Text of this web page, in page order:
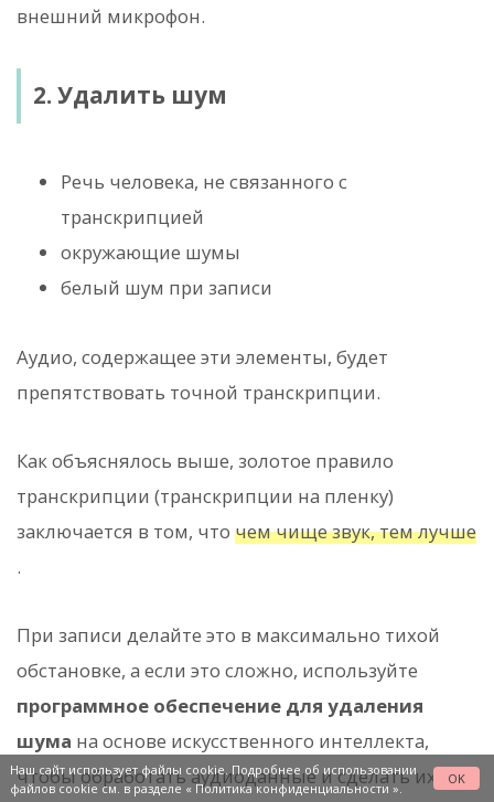
внешний микрофон.
2. Удалить шум
Речь человека, не связанного с
транскрипцией
окружающие шумы
белый шум при записи
Аудио, содержащее эти элементы, будет
препятствовать точной транскрипции.
Как объяснялось выше, золотое правило
транскрипции (транскрипции на пленку)
заключается в том, что чем чище звук, тем лучше
.
При записи делайте это в максимально тихой
обстановке, а если это сложно, используйте
программное обеспечение для удаления
шума на основе искусственного интеллекта,
чтобы обработать аудиоданные и сделать их
Наш сайт использует файлы cookie. Подробнее об использовании
файлов cookie см. в разделе «Политика конфиденциальности ».
OK